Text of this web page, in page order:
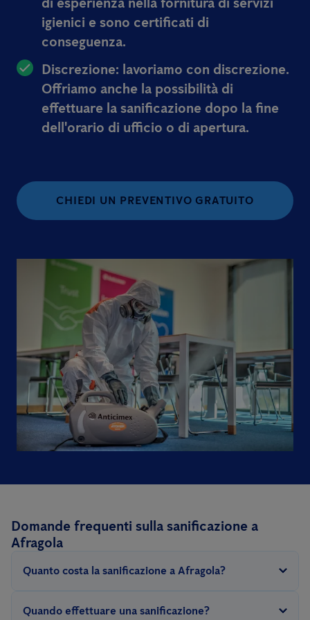
igienici e sono certificati di
conseguenza.
Discrezione: lavoriamo con discrezione.
Offriamo anche la possibilità di
effettuare la sanificazione dopo la fine
dell'orario di ufficio o di apertura.
CHIEDI UN PREVENTIVO GRATUITO
Domande frequenti sulla sanificazione a
Afragola
Quanto costa la sanificazione a Afragola?
Quando effettuare una sanificazione?